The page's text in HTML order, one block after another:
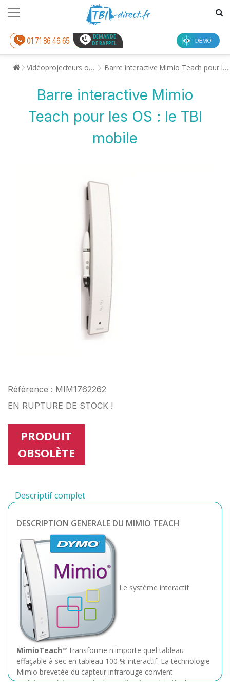
01 71 86 46 65
DEMANDE
DE RAPPEL
Vidéoprojecteurs ou Tableaux Interactifs Barre interactive Mimio Teach pour les OS : le TBI mobile
Barre interactive Mimio
Teach pour les OS : le TBI
mobile
Référence : MIM1762262
EN RUPTURE DE STOCK !
PRODUIT
OBSOLÈTE
Descriptif complet
DESCRIPTION GENERALE DU MIMIO TEACH
Le système interactif
MimioTeach™ transforme n'importe quel tableau
effaçable à sec en tableau 100 % interactif. La technologie
Mimio brevetée du capteur infrarouge convient
parfaitement à une petite barre discrète qui s'attache